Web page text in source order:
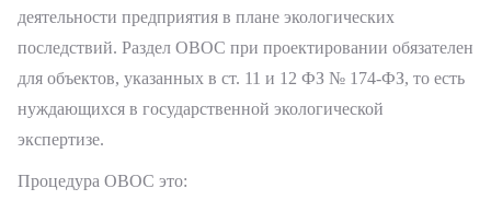
деятельности предприятия в плане экологических
последствий. Раздел ОВОС при проектировании обязателен
для объектов, указанных в ст. 11 и 12 ФЗ № 174-ФЗ, то есть
нуждающихся в государственной экологической
экспертизе.
Процедура ОВОС это: